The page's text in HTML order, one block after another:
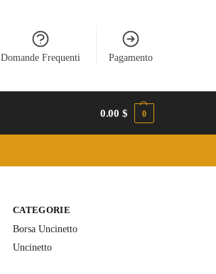
Domande Frequenti Pagamento
0.00$ 0
CATEGORIE
Borsa Uncinetto
Uncinetto